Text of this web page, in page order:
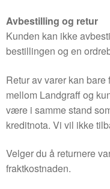
Avbestilling og retur
Kunden kan ikke
bestillingen og en
Retur av varer kan
mellom Landgraff og
være i samme stand
kreditnota. Vi vil ikke
Velger du å returnere
fraktkostnaden.